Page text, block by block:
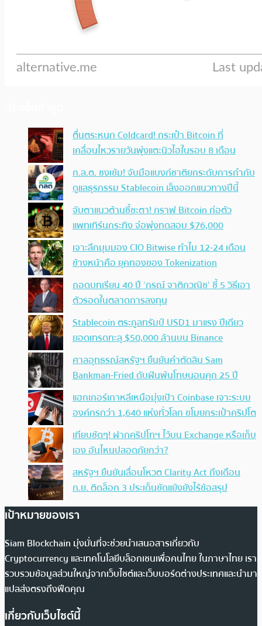
ตื่นตระหนก Coldcard! กระเป๋า Bitcoin ที่
เคลื่อนไหวรายวันพุ่งแตะนิวไฮในรอบ 8 เดือน
ก.ล.ต. ชงเข้ม! จับมือแบงก์ชาติยกระดับการกำกับ
ดูแลธุรกรรม Stablecoin เล็งออกแนวทางปีนี้
จับตาแนวต้านชี้ชะตา! กราฟ Bitcoin ก่อตัว
แพทเทิร์นกระทิง จ่อพุ่งทดสอบ $76,000
เจาะลึกมุมมอง CIO Bitwise ทำไม 12-24 เดือน
ข้างหน้าคือ ยุคทองของ Tokenization
ถอดบทเรียน 40 ปี ‘กรณ์ จาติกวณิช’ ชี้ 5 วิธีเอา
ตัวรอดในตลาดการลงทุน
Stablecoin ตระกูลทรัมป์ USD1 มาแรง ปีเดียว
ยอดเทรดทะลุ $50,000 ล้านบน Binance
ศาลอุทธรณ์สหรัฐฯ ยืนยันคำตัดสิน Sam
Bankman-Fried ดับฝันพ้นโทษนอนคุก 25 ปี
แฮกเกอร์เกาหลีเหนือมุ่งเป้า Coinbase เจาะระบบ
องค์กรกว่า 1,640 แห่งทั่วโลก ขโมยกระเป๋าคริปโต
เทียบชัดๆ! ฝากคริปโทฯ ไว้บน Exchange หรือเก็บ
เอง อันไหนปลอดภัยกว่า?
สหรัฐฯ ยืนยันเลื่อนโหวต Clarity Act ถึงเดือน
ก.ย. ติดล็อก 3 ประเด็นขัดแย้งยังไร้ข้อสรุป
เป้าหมายของเรา
Siam Blockchain มุ่งมั่นที่จะช่วยนำเสนอสารเกี่ยวกับ
Cryptocurrency และเทคโนโลยีบล็อกเชนเพื่อคนไทย ในภาษาไทย เรา
รวบรวมข้อมูลส่วนใหญ่จากเว็บไซต์และเว็บบอร์ดต่างประเทศและนำมา
แปลส่งตรงถึงฟีดคุณ
เกี่ยวกับเว็บไซต์นี้